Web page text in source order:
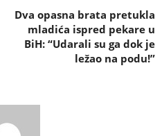
Dva opasna brata pretukla
mladića ispred pekare u
BiH: “Udarali su ga dok je
ležao na podu!”